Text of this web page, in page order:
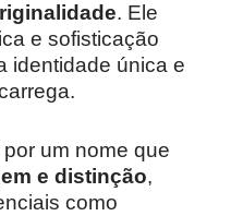
. Ele
e sofisticação
identidade única e
um nome que
e distinção,
como